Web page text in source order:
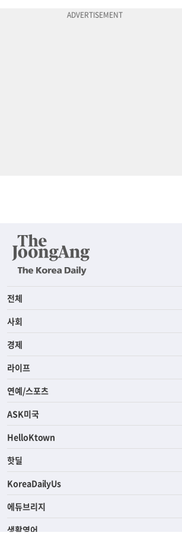
전체
사회
경제
라이프
연예/스포츠
ASK미국
HelloKtown
핫딜
KoreaDailyUs
에듀브리지